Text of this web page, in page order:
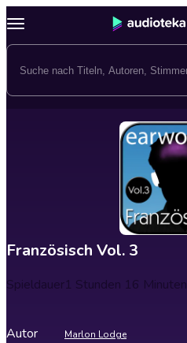
Französisch Vol. 3
Spieldauer1 Stunden 16 Minuten
Autor Marlon Lodge